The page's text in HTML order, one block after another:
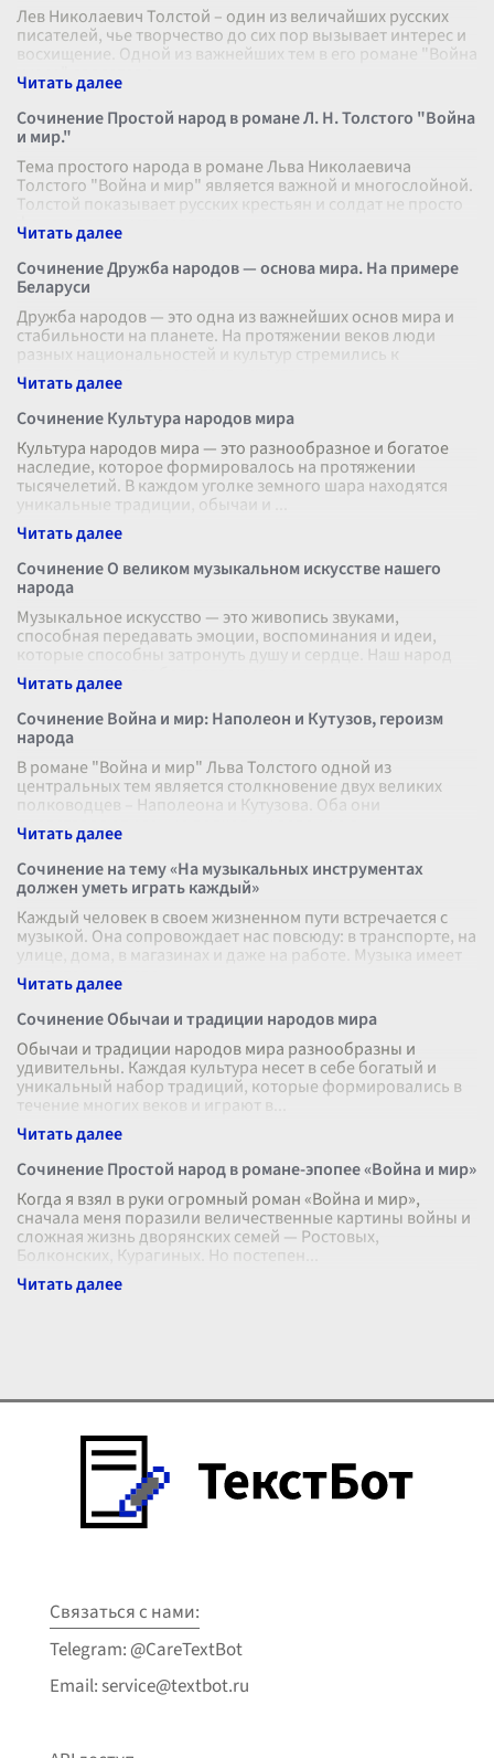
Лев Николаевич Толстой – один из величайших русских
писателей, чье творчество до сих пор вызывает интерес и
восхищение. Одной из важнейших тем в его романе "Война
и мир" является с
Сочинение Простой народ в романе Л. Н. Толстого "Война
и мир."
Тема простого народа в романе Льва Николаевича
Толстого "Война и мир" является важной и многослойной.
Толстой показывает русских крестьян и солдат не просто
фоном для аристократиче
Сочинение Дружба народов — основа мира. На примере
Беларуси
Дружба народов — это одна из важнейших основ мира и
стабильности на планете. На протяжении веков люди
разных национальностей и культур стремились к
взаимопониманию и сотрудничеству
Сочинение Культура народов мира
Культура народов мира — это разнообразное и богатое
наследие, которое формировалось на протяжении
тысячелетий. В каждом уголке земного шара находятся
уникальные традиции, обычаи и
Сочинение О великом музыкальном искусстве нашего
народа
Музыкальное искусство — это живопись звуками,
способная передавать эмоции, воспоминания и идеи,
которые способны затронуть душу и сердце. Наш народ
издавна славился богатством свои
Сочинение Война и мир: Наполеон и Кутузов, героизм
народа
В романе "Война и мир" Льва Толстого одной из
центральных тем является столкновение двух великих
полководцев – Наполеона и Кутузова. Оба они
представляют разные подходы к ведению в
Сочинение на тему «На музыкальных инструментах
должен уметь играть каждый»
Каждый человек в своем жизненном пути встречается с
музыкой. Она сопровождает нас повсюду: в транспорте, на
улице, дома, в магазинах и даже на работе. Музыка имеет
удивительную спо
Сочинение Обычаи и традиции народов мира
Обычаи и традиции народов мира разнообразны и
удивительны. Каждая культура несет в себе богатый и
уникальный набор традиций, которые формировались в
течение многих веков и играют в
Сочинение Простой народ в романе-эпопее «Война и мир»
Когда я взял в руки огромный роман «Война и мир»,
сначала меня поразили величественные картины войны и
сложная жизнь дворянских семей — Ростовых,
Болконских, Курагиных. Но постепен
Связаться с нами:
Telegram: @CareTextBot
Email: service@textbot.ru